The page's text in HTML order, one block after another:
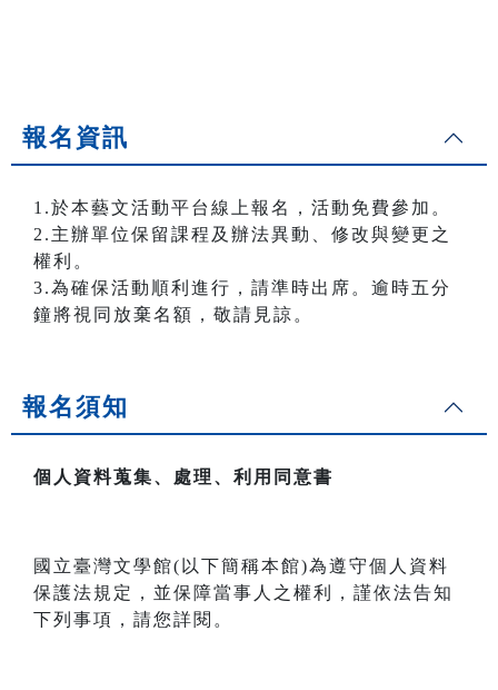
報名資訊
1.於本藝文活動平台線上報名，活動免費參加。
2.主辦單位保留課程及辦法異動、修改與變更之
權利。
3.為確保活動順利進行，請準時出席。逾時五分
鐘將視同放棄名額，敬請見諒。
報名須知
個人資料蒐集、處理、利用同意書
國立臺灣文學館(以下簡稱本館)為遵守個人資料
保護法規定，並保障當事人之權利，謹依法告知
下列事項，請您詳閱。